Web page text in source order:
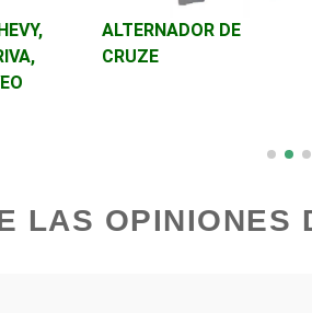
y Estampados
Cajas
para Fletes
ALTERNADOR DE
CRUZE
LAS OPINIONES